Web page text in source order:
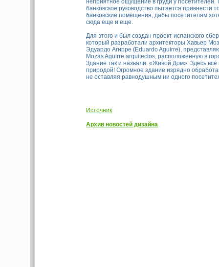
неприятное ощущение в груди у посетителей.
банковское руководство пытается привнести
банковские помещения, дабы посетителям
сюда еще и еще.
Для этого и был создан проект испанского
который разработали архитекторы Хавьер
Эдуардо Агирре (Eduardo Aguirre),
Mozas Aguirre arquitectos, расположенную в
Здание так и назвали: «Живой Дом». Здесь
природой! Огромное здание изрядно
не оставляя равнодушным ни одного
Источник
Архив новостей дизайна